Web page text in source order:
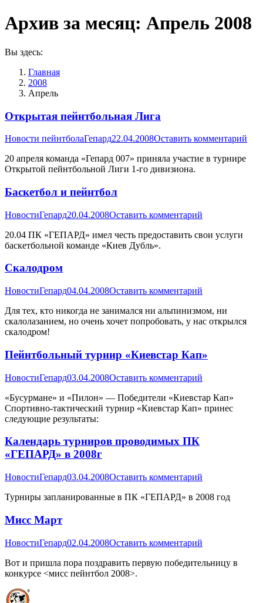
Архив за месяц: Апрель 2008
Вы здесь:
Главная
2008
Апрель
Открытая пейнтбольная Лига
Новости пейнтболаГепард22.04.2008Оставить комментарий
20 апреля команда «Гепард 007» приняла участие в турнире
Открытой пейнтбольной Лиги 1-го дивизиона.
Баскетбол и пейнтбол
НовостиГепард20.04.2008Оставить комментарий
20.04 ПК «ГЕПАРД» имел честь предоставить свои услуги
баскетбольной команде «Киев Дубль».
Скалодром
НовостиГепард04.04.2008Оставить комментарий
Для тех, кто никогда не занимался ни альпинизмом, ни
скалолазанием, но очень хочет попробовать, у нас открылся
скалодром!
Пейнтбольный турнир «Киевстар Кап»
НовостиГепард03.04.2008Оставить комментарий
«Бусурмане» и «Пилон» — Победители «Киевстар Кап»
Спортивно-тактический турнир «Киевстар Кап» принес
следующие результаты:
Календарь турниров проводимых ПК
«ГЕПАРД» в 2008г
НовостиГепард03.04.2008Оставить комментарий
Турниры запланированные в ПК «ГЕПАРД» в 2008 год
Мисс Март
НовостиГепард02.04.2008Оставить комментарий
Вот и пришла пора поздравить первую победительницу в
конкурсе <мисс пейнтбол 2008>.